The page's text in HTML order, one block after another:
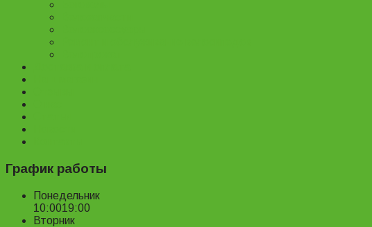
График работы
Понедельник
10:0019:00
Вторник